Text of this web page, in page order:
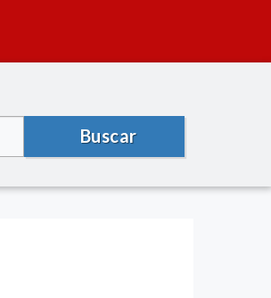
Buscar